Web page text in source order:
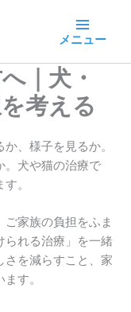
｜犬・
考える
、様子を見るか。
。犬や猫の治療で
。
家族の負担をふま
られる治療」を一緒
さを減らすこと、家
す。